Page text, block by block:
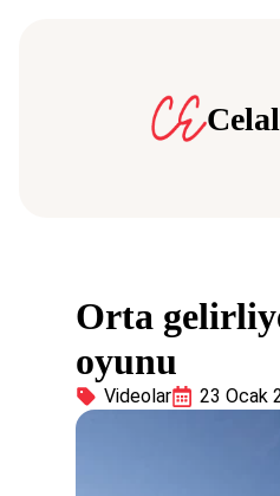
Orta
oyunu
Videolar 23 Ocak